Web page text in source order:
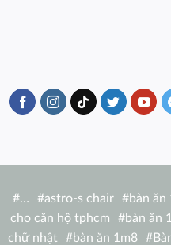
#… #astro-s chair #bàn ăn
cho căn hộ tphcm
#bàn ăn
chữ nhật
#bàn ăn 1m8 #